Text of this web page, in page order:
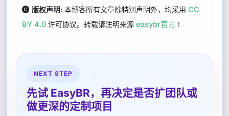
版权声明: 本博客所有文章除特別声明外，均采用CC
BY 4.0 许可协议。转载请注明来源easybr官方 !
NEXT STEP
先试 EasyBR，再决定是否扩团队或
做更深的定制项目